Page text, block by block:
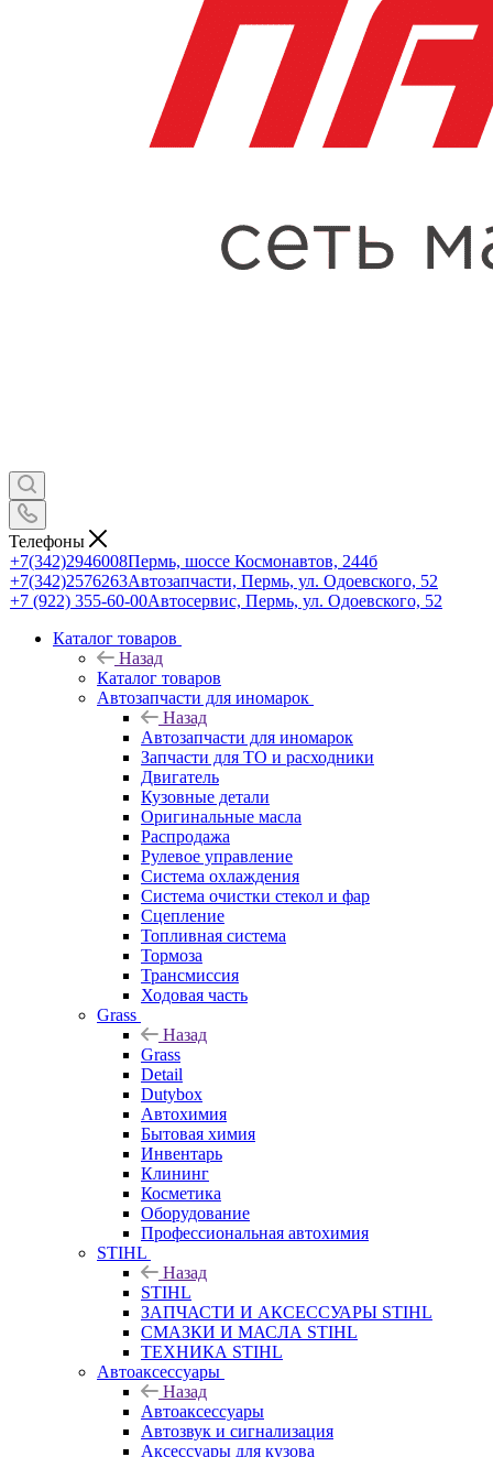
Телефоны
+7(342)2946008Пермь, шоссе Космонавтов, 244б
+7(342)2576263Автозапчасти, Пермь, ул. Одоевского, 52
+7 (922) 355-60-00Автосервис, Пермь, ул. Одоевского, 52
Каталог товаров
Назад
Каталог товаров
Автозапчасти для иномарок
Назад
Автозапчасти для иномарок
Запчасти для ТО и расходники
Двигатель
Кузовные детали
Оригинальные масла
Распродажа
Рулевое управление
Система охлаждения
Система очистки стекол и фар
Сцепление
Топливная система
Тормоза
Трансмиссия
Ходовая часть
Grass
Назад
Grass
Detail
Dutybox
Автохимия
Бытовая химия
Инвентарь
Клининг
Косметика
Оборудование
Профессиональная автохимия
STIHL
Назад
STIHL
ЗАПЧАСТИ И АКСЕССУАРЫ STIHL
СМАЗКИ И МАСЛА STIHL
ТЕХНИКА STIHL
Автоаксессуары
Назад
Автоаксессуары
Автозвук и сигнализация
Аксессуары для кузова